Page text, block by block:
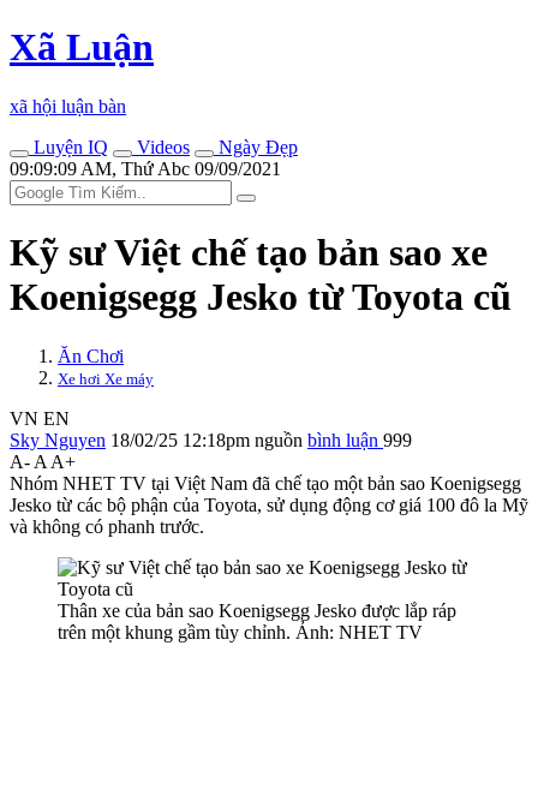
Xã Luận
xã hội luận bàn
Luyện IQ
Videos
Ngày Đẹp
09:09:09 AM, Thứ Abc 09/09/2021
Kỹ sư Việt chế tạo bản sao xe
Koenigsegg Jesko từ Toyota cũ
Ăn Chơi
Xe hơi Xe máy
VN EN
Sky Nguyen 18/02/25 12:18pm nguồn bình luận 999
A- A A+
Nhóm NHET TV tại Việt Nam đã chế tạo một bản sao Koenigsegg
Jesko từ các bộ phận của Toyota, sử dụng động cơ giá 100 đô la Mỹ
và không có phanh trước.
Thân xe của bản sao Koenigsegg Jesko được lắp ráp
trên một khung gầm tùy chỉnh. Ảnh: NHET TV